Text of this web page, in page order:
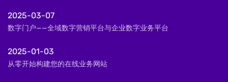
2025-03-07
数字门户——全域数字营销平台与企业数字业务平台
2025-01-03
从零开始构建您的在线业务网站